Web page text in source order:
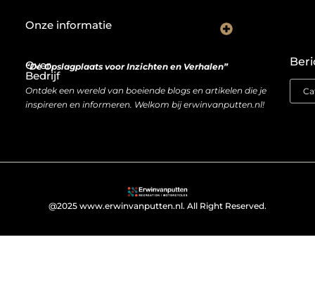
Over
Bedrijf
“De Opslagplaats voor Inzichten en Verhalen”
Ontdek een wereld van boeiende blogs en artikelen die je
inspireren en informeren. Welkom bij erwinvanputten.nl!
Onze informatie
@2025 www.erwinvanputten.nl. All Right Reserved.